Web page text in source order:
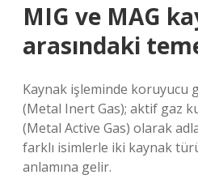
MIG ve MAG
arasındaki
Kaynak işleminde koruyucu
(Metal Inert Gas); aktif gaz
(Metal Active Gas) olarak
farklı isimlerle iki kaynak
anlamına gelir.